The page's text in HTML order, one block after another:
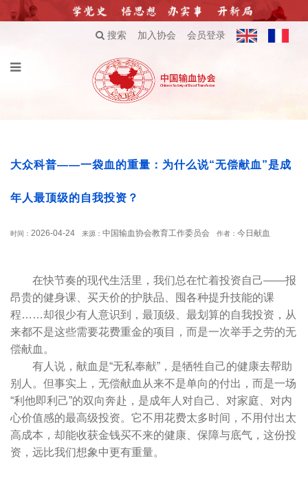
搜索 加入协会 会员登录
大众科普——一袋血的重量：为什么说“无偿献血”是成
年人最顶级的自我投资？
时间： 2026-04-24 来源： 中国输血协会教育工作委员会 作者： 今日献血
在快节奏的现代生活里，我们总在忙着投资自己——报
昂贵的健身课、买天价的护肤品、囤各种提升技能的课
程……却很少有人意识到，最顶级、最划算的自我投资，从
来都不是这些需要花费重金的项目，而是一次举手之劳的无
偿献血。
有人说，献血是“无私奉献”，是牺牲自己的健康去帮助
别人。但事实上，无偿献血从来不是单向的付出，而是一场
“利他即利己”的双向奔赴，是成年人对自己、对家庭、对内
心价值感的最高级投资。它不用花费太多时间，不用付出太
高成本，却能收获金钱买不来的健康、保障与底气，这份投
资，远比我们想象中更有重量。